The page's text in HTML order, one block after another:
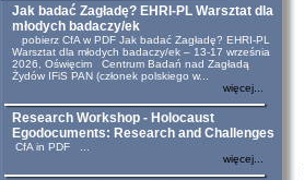
Jak badać Zagładę? EHRI-PL Warsztat dla
młodych badaczy/ek
pobierz CfA w PDF Jak badać Zagładę? EHRI-PL
Warsztat dla młodych badaczy/ek – 13-17 września
2026, Oświęcim Centrum Badań nad Zagładą
Żydów IFiS PAN (członek polskiego w...
więcej...
Research Workshop - Holocaust
Egodocuments: Research and Challenges
CfA in PDF ...
więcej...